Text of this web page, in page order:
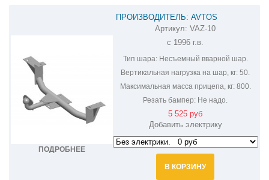
ПОДРОБНЕЕ
ПРОИЗВОДИТЕЛЬ: AVTOS
ФАРКОП НА ВАЗ-
2110,2111,2112,2170,2171,2172 VAZ-10
Артикул: VAZ-10
с 1996 г.в.
Тип шара:Несъемный вварной шар.
Вертикальная нагрузка на шар, кг: 50.
Максимальная масса прицепа, кг:800.
Резать бампер: Не надо.
5 525 руб
Добавить электрику
В КОРЗИНУ